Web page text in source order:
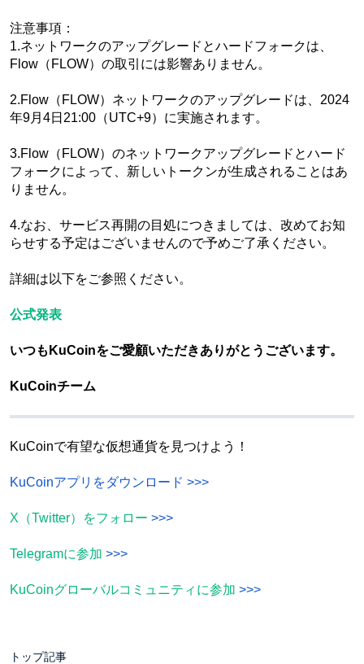
注意事項：
1.ネットワークのアップグレードとハードフォークは、
Flow（FLOW）の取引には影響ありません。
2.Flow（FLOW）ネットワークのアップグレードは、2024
年9月4日21:00（UTC+9）に実施されます。
3.Flow（FLOW）のネットワークアップグレードとハード
フォークによって、新しいトークンが生成されることはあ
りません。
4.なお、サービス再開の目処につきましては、改めてお知
らせする予定はございませんので予めご了承ください。
詳細は以下をご参照ください。
公式発表
いつもKuCoinをご愛顧いただきありがとうございます。
KuCoinチーム
KuCoinで有望な仮想通貨を見つけよう！
KuCoinアプリをダウンロード >>>
X（Twitter）をフォロー >>>
Telegramに参加 >>>
KuCoinグローバルコミュニティに参加 >>>
トップ記事